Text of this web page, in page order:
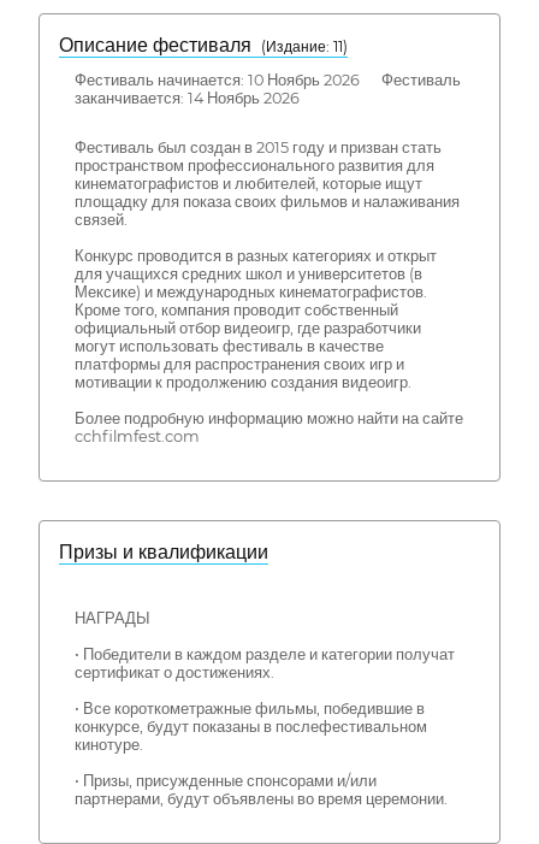
Описание фестиваля
( Издание: 11)
Фестиваль начинается: 10 Ноябрь 2026 Фестиваль
заканчивается: 14 Ноябрь 2026
Фестиваль был создан в 2015 году и призван стать
пространством профессионального развития для
кинематографистов и любителей, которые ищут
площадку для показа своих фильмов и налаживания
связей.
Конкурс проводится в разных категориях и открыт
для учащихся средних школ и университетов (в
Мексике) и международных кинематографистов.
Кроме того, компания проводит собственный
официальный отбор видеоигр, где разработчики
могут использовать фестиваль в качестве
платформы для распространения своих игр и
мотивации к продолжению создания видеоигр.
Более подробную информацию можно найти на сайте
cchfilmfest.com
Призы и квалификации
НАГРАДЫ
• Победители в каждом разделе и категории получат
сертификат о достижениях.
• Все короткометражные фильмы, победившие в
конкурсе, будут показаны в послефестивальном
кинотуре.
• Призы, присужденные спонсорами и/или
партнерами, будут объявлены во время церемонии.